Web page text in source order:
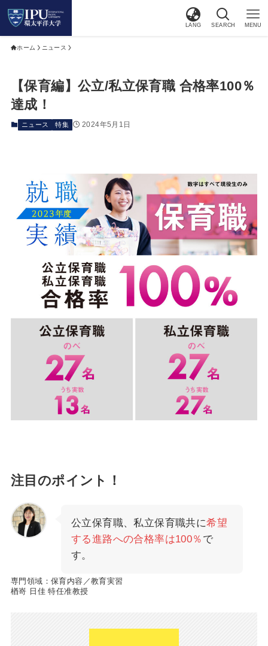
LANG SEARCH MENU
ホーム ニュース
【保育編】公立/私立保育職 合格率100％
達成！
ニュース 特集 2024年5月1日
注目のポイント！
公立保育職、私立保育職共に希望
する進路への合格率は100％ で
す。
専門領域：保育内容／教育実習
楢嵜 日佳 特任准教授